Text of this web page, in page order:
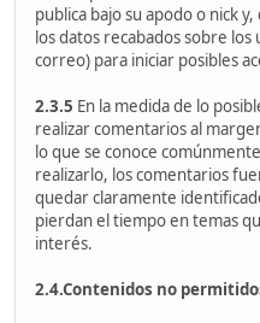
publica bajo su apodo o nick
los datos recabados sobre
correo) para iniciar posibles
2.3.5 En la medida de lo
realizar comentarios al
lo que se conoce
realizarlo, los comentarios
quedar claramente
pierdan el tiempo en temas
interés.
2.4.Contenidos no